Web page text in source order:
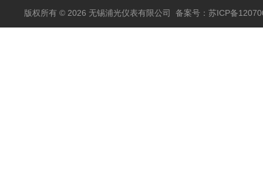
版权所有 © 2026 无锡浦光仪表有限公司 备案号：苏ICP备